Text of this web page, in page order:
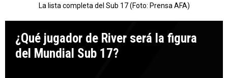
La lista completa del Sub 17 (Foto: Prensa AFA)
¿Qué jugador de River será la figura
del Mundial Sub 17?